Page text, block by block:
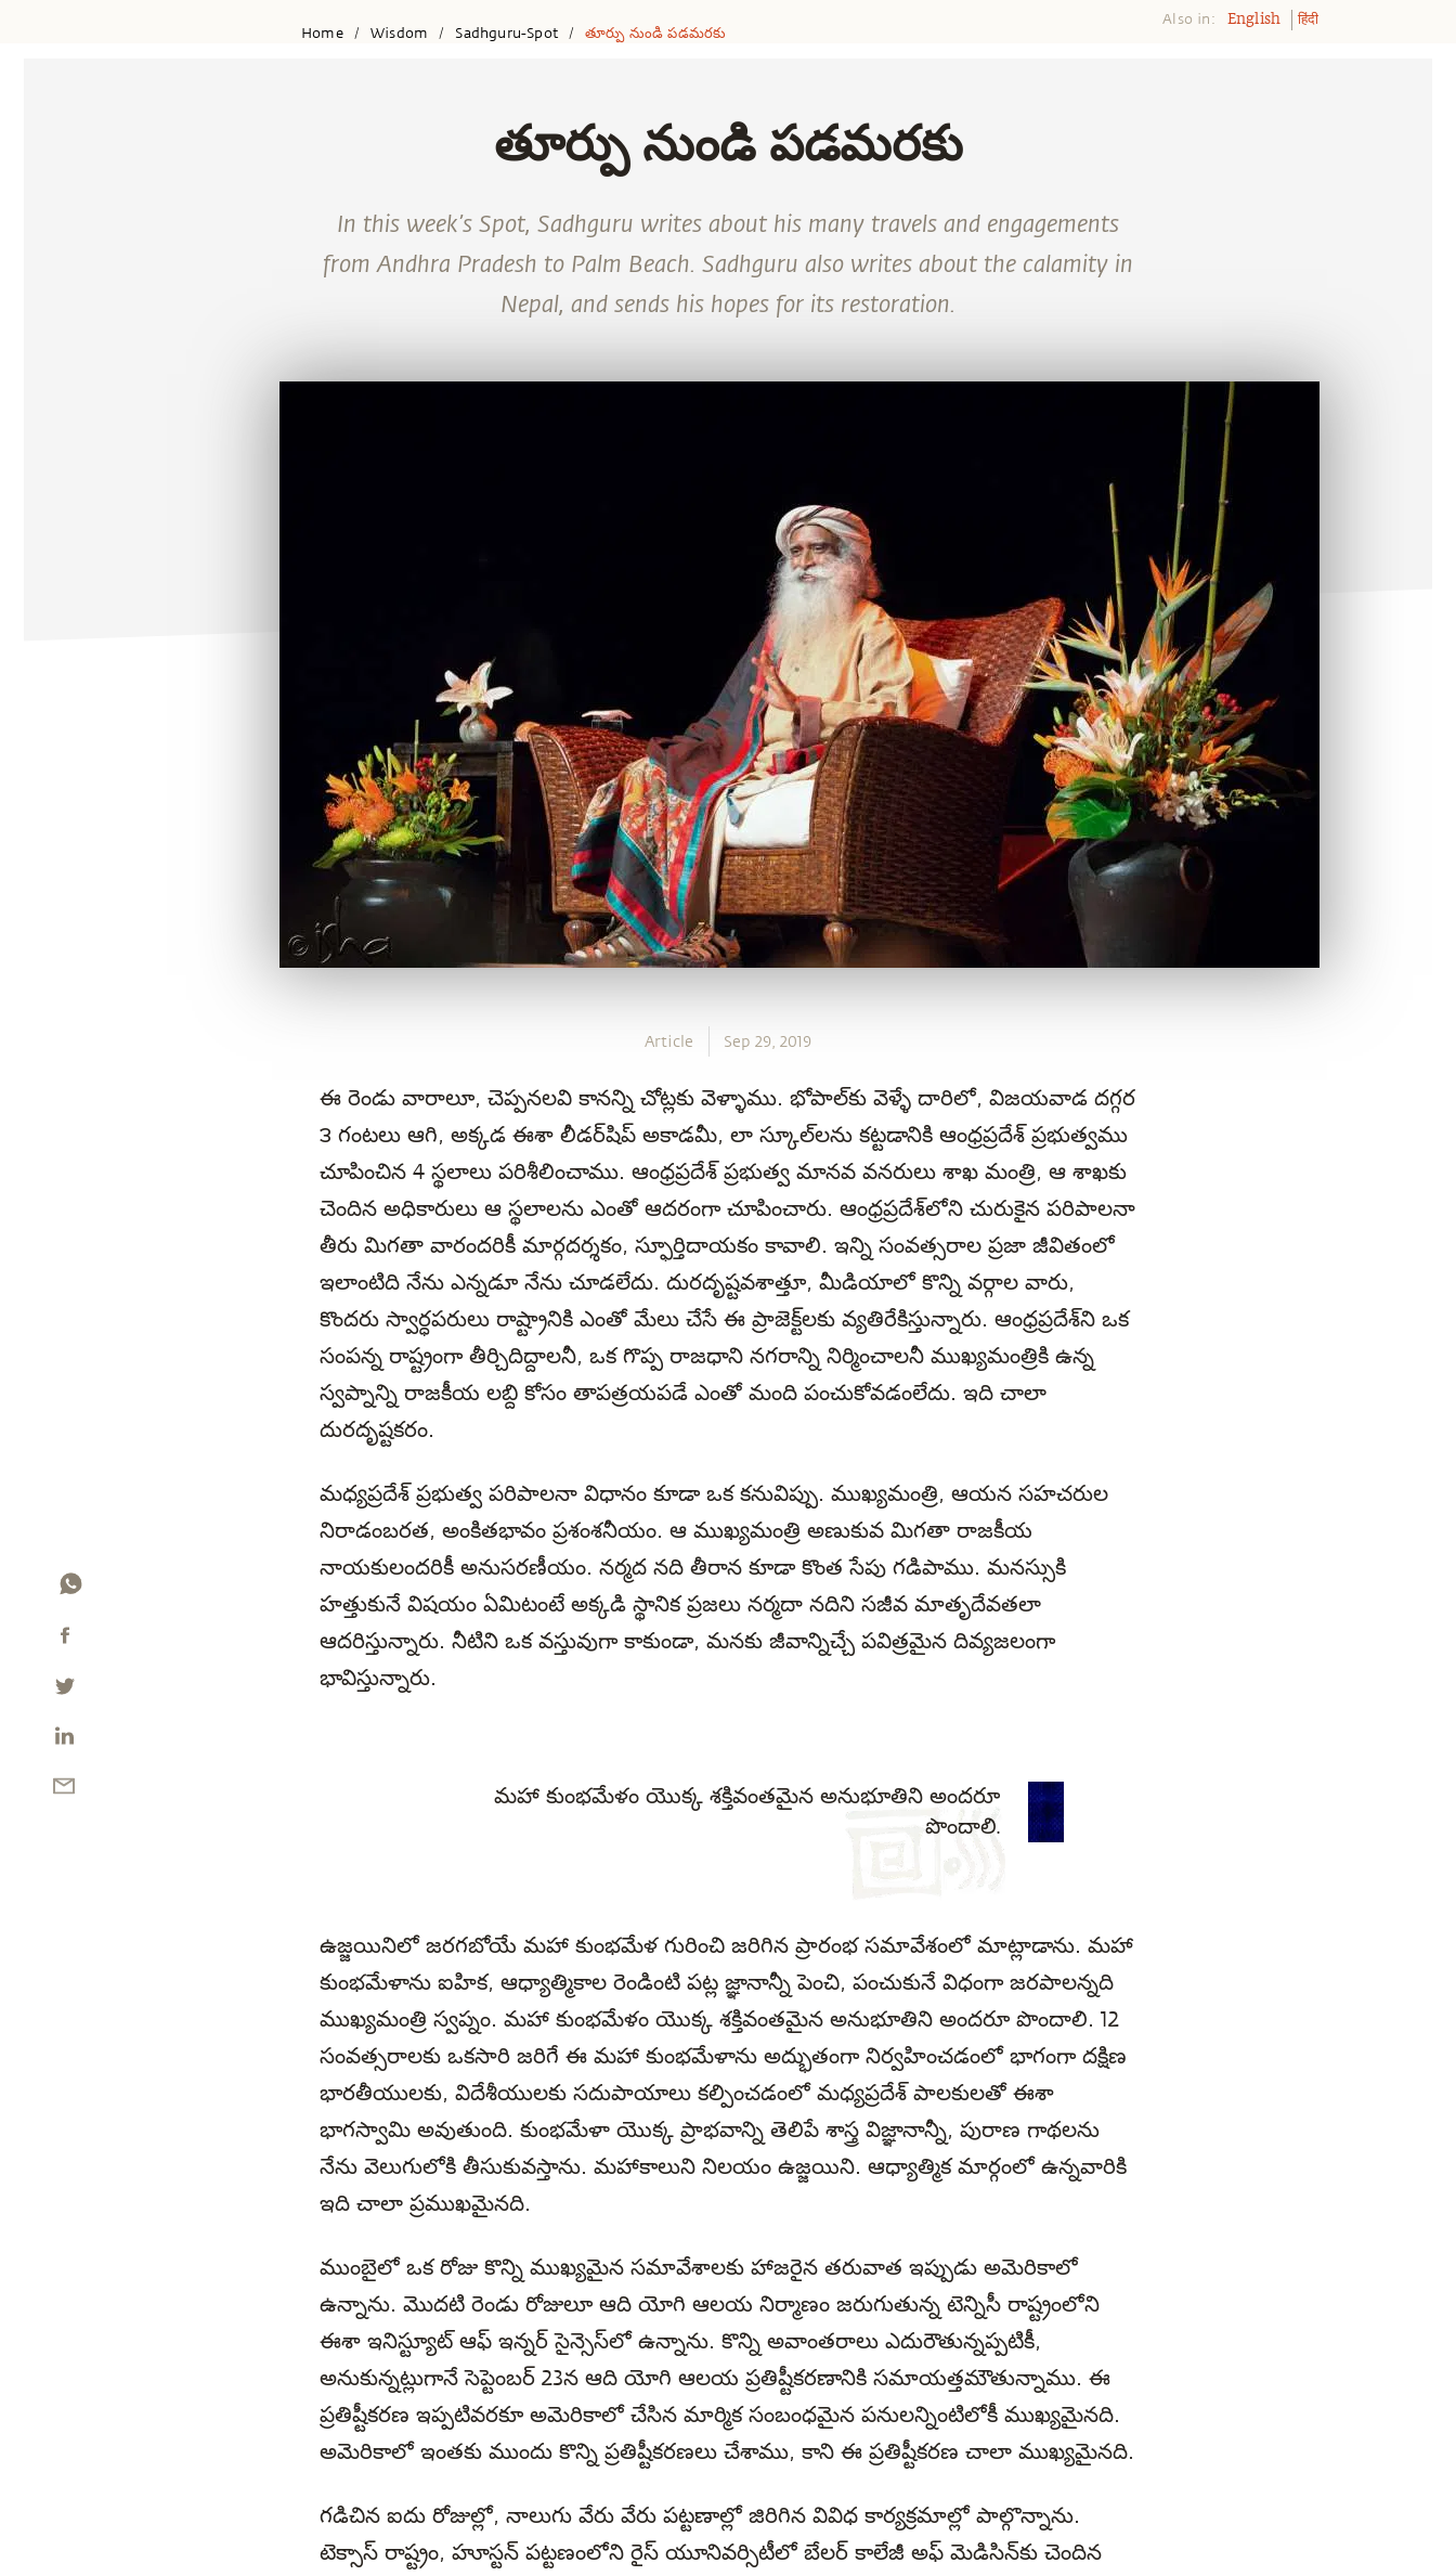
Home / Wisdom / Sadhguru-Spot / తూర్పు నుండి పడమరకు
Also in: English हिंदी
తూర్పు నుండి పడమరకు
In this week’s Spot, Sadhguru writes about his many travels and engagements
from Andhra Pradesh to Palm Beach. Sadhguru also writes about the calamity in
Nepal, and sends his hopes for its restoration.
Article Sep 29, 2019
ఈ రెండు వారాలూ, చెప్పనలవి కానన్ని చోట్లకు వెళ్ళాము. భోపాల్‌కు వెళ్ళే దారిలో, విజయవాడ దగ్గర
౩ గంటలు ఆగి, అక్కడ ఈశా లీడర్‌షిప్ అకాడమీ, లా స్కూల్‌లను కట్టడానికి ఆంధ్రప్రదేశ్ ప్రభుత్వము
చూపించిన 4 స్థలాలు పరిశీలించాము. ఆంధ్రప్రదేశ్ ప్రభుత్వ మానవ వనరులు శాఖ మంత్రి, ఆ శాఖకు
చెందిన అధికారులు ఆ స్థలాలను ఎంతో ఆదరంగా చూపించారు. ఆంధ్రప్రదేశ్‌లోని చురుకైన పరిపాలనా
తీరు మిగతా వారందరికీ మార్గదర్శకం, స్ఫూర్తిదాయకం కావాలి. ఇన్ని సంవత్సరాల ప్రజా జీవితంలో
ఇలాంటిది నేను ఎన్నడూ నేను చూడలేదు. దురదృష్టవశాత్తూ, మీడియాలో కొన్ని వర్గాల వారు,
కొందరు స్వార్ధపరులు రాష్ట్రానికి ఎంతో మేలు చేసే ఈ ప్రాజెక్ట్‌లకు వ్యతిరేకిస్తున్నారు. ఆంధ్రప్రదేశ్‌ని ఒక
సంపన్న రాష్ట్రంగా తీర్చిదిద్దాలనీ, ఒక గొప్ప రాజధాని నగరాన్ని నిర్మించాలనీ ముఖ్యమంత్రికి ఉన్న
స్వప్నాన్ని రాజకీయ లబ్ది కోసం తాపత్రయపడే ఎంతో మంది పంచుకోవడంలేదు. ఇది చాలా
దురదృష్టకరం.
మధ్యప్రదేశ్ ప్రభుత్వ పరిపాలనా విధానం కూడా ఒక కనువిప్పు. ముఖ్యమంత్రి, ఆయన సహచరుల
నిరాడంబరత, అంకితభావం ప్రశంశనీయం. ఆ ముఖ్యమంత్రి అణుకువ మిగతా రాజకీయ
నాయకులందరికీ అనుసరణీయం. నర్మద నది తీరాన కూడా కొంత సేపు గడిపాము. మనస్సుకి
హత్తుకునే విషయం ఏమిటంటే అక్కడి స్థానిక ప్రజలు నర్మదా నదిని సజీవ మాతృదేవతలా
ఆదరిస్తున్నారు. నీటిని ఒక వస్తువుగా కాకుండా, మనకు జీవాన్నిచ్చే పవిత్రమైన దివ్యజలంగా
భావిస్తున్నారు.
మహా కుంభమేళం యొక్క శక్తివంతమైన అనుభూతిని అందరూ
పొందాలి.
ఉజ్జయినిలో జరగబోయే మహా కుంభమేళ గురించి జరిగిన ప్రారంభ సమావేశంలో మాట్లాడాను. మహా
కుంభమేళాను ఐహిక, ఆధ్యాత్మికాల రెండింటి పట్ల జ్ఞానాన్నీ పెంచి, పంచుకునే విధంగా జరపాలన్నది
ముఖ్యమంత్రి స్వప్నం. మహా కుంభమేళం యొక్క శక్తివంతమైన అనుభూతిని అందరూ పొందాలి. 12
సంవత్సరాలకు ఒకసారి జరిగే ఈ మహా కుంభమేళాను అద్భుతంగా నిర్వహించడంలో భాగంగా దక్షిణ
భారతీయులకు, విదేశీయులకు సదుపాయాలు కల్పించడంలో మధ్యప్రదేశ్ పాలకులతో ఈశా
భాగస్వామి అవుతుంది. కుంభమేళా యొక్క ప్రాభవాన్ని తెలిపే శాస్త్ర విజ్ఞానాన్నీ, పురాణ గాథలను
నేను వెలుగులోకి తీసుకువస్తాను. మహాకాలుని నిలయం ఉజ్జయిని. ఆధ్యాత్మిక మార్గంలో ఉన్నవారికి
ఇది చాలా ప్రముఖమైనది.
ముంబైలో ఒక రోజు కొన్ని ముఖ్యమైన సమావేశాలకు హాజరైన తరువాత ఇప్పుడు అమెరికాలో
ఉన్నాను. మొదటి రెండు రోజులూ ఆది యోగి ఆలయ నిర్మాణం జరుగుతున్న టెన్నిసీ రాష్ట్రంలోని
ఈశా ఇనిస్ట్యూట్ ఆఫ్ ఇన్నర్ సైన్సెస్‌లో ఉన్నాను. కొన్ని అవాంతరాలు ఎదురౌతున్నప్పటికీ,
అనుకున్నట్లుగానే సెప్టెంబర్ 23న ఆది యోగి ఆలయ ప్రతిష్టీకరణానికి సమాయత్తమౌతున్నాము. ఈ
ప్రతిష్టీకరణ ఇప్పటివరకూ అమెరికాలో చేసిన మార్మిక సంబంధమైన పనులన్నింటిలోకీ ముఖ్యమైనది.
అమెరికాలో ఇంతకు ముందు కొన్ని ప్రతిష్టీకరణలు చేశాము, కాని ఈ ప్రతిష్టీకరణ చాలా ముఖ్యమైనది.
గడిచిన ఐదు రోజుల్లో, నాలుగు వేరు వేరు పట్టణాల్లో జిరిగిన వివిధ కార్యక్రమాల్లో పాల్గొన్నాను.
టెక్సాస్ రాష్ట్రం, హూస్టన్ పట్టణంలోని రైస్ యూనివర్సిటీలో బేలర్ కాలేజీ అఫ్ మెడిసిన్‌కు చెందిన